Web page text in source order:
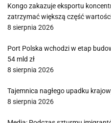
Kongo zakazuje eksportu
zatrzymać większą część
8 sierpnia 2026
Port Polska wchodzi w etap
54 mld zł
8 sierpnia 2026
Tajemnica nagłego upadku
8 sierpnia 2026